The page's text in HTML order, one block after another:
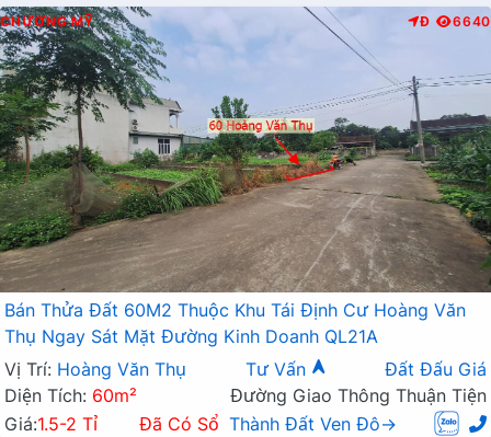
CHƯƠNG MỸ Đ 6640
Bán Thửa Đất 60M2 Thuộc Khu Tái Định Cư Hoàng Văn
Thụ Ngay Sát Mặt Đường Kinh Doanh QL21A
Vị Trí: Hoàng Văn Thụ Tư Vấn
Đất Đấu Giá
Diện Tích: 60m²
Đường Giao Thông Thuận Tiện
Giá:1.5-2 Tỉ Đã Có Sổ Thành Đất Ven Đô→